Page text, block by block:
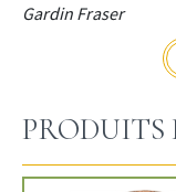
Gardin Fraser
PRODUITS